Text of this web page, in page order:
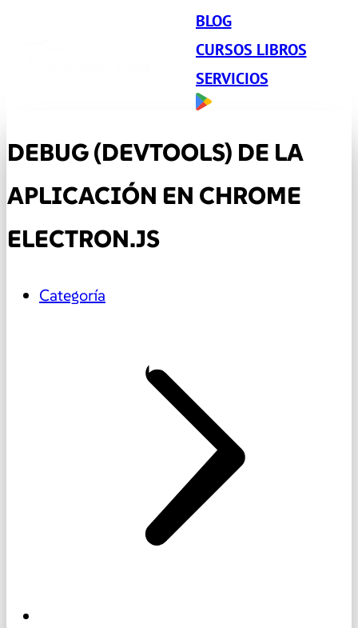
BLOG
CURSOS LIBROS
SERVICIOS
DEBUG (DEVTOOLS) DE LA
APLICACIÓN EN CHROME
ELECTRON.JS
Categoría